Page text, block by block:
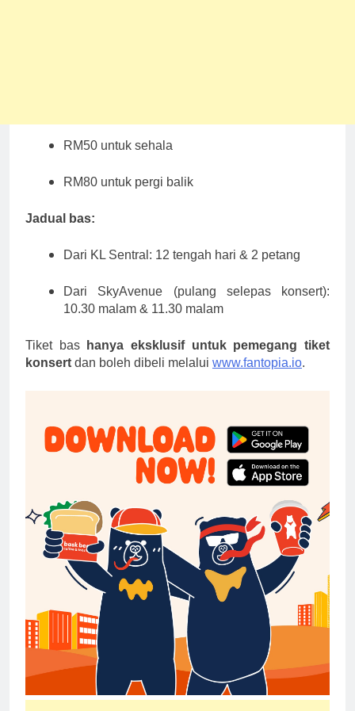
RM50 untuk sehala
RM80 untuk pergi balik
Jadual bas:
Dari KL Sentral: 12 tengah hari & 2 petang
Dari SkyAvenue (pulang selepas konsert):
10.30 malam & 11.30 malam
Tiket bas
hanya eksklusif untuk pemegang tiket
konsert dan boleh dibeli melalui www.fantopia.io.